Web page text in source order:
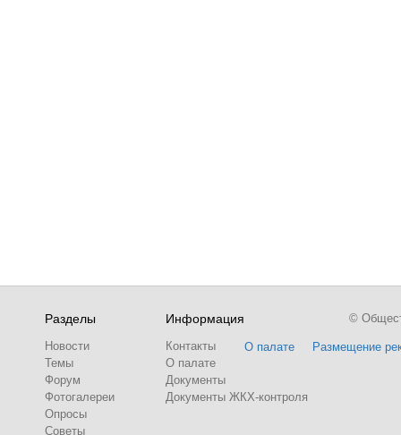
Разделы
Новости
Темы
Форум
Фотогалереи
Опросы
Советы
Информация
Контакты
О палате
Документы
Документы ЖКХ-контроля
О палате Размещение
©